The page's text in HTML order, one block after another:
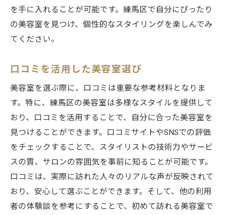
美容室とスタイリストが与える変化とは
練馬区でメンズにおすすめの美容室最新情報
注目のスタイルを提案する美容室一覧
練馬区の人気美容室とその特徴
新店舗の美容室情報とその魅力
練馬区で注目のスタイリストインタビュー
美容室の最新施術メニューとその効果
あなたの個性を引き出す練馬区のメンズ美容室
個性を大切にするスタイリストの選び方
あなたらしいスタイルを実現する美容室
個性を引き出すためのカウンセリング法
を手に入れることが可能です。練馬区で自分にぴったり
の美容室を見つけ、個性的なスタイリングを楽しんでみ
てください。
口コミを活用した美容室選び
美容室を選ぶ際に、口コミは重要な参考材料となりま
す。特に、練馬区の美容室は多様なスタイルを提供して
おり、口コミを活用することで、自分に合った美容室を
見つけることができます。口コミサイトやSNSでの評価
をチェックすることで、スタイリストの技術力やサービ
スの質、サロンの雰囲気を事前に知ることが可能です。
口コミは、実際に訪れた人々のリアルな声が反映されて
おり、安心して選ぶことができます。そして、他の利用
者の体験談を参考にすることで、初めて訪れる美容室で